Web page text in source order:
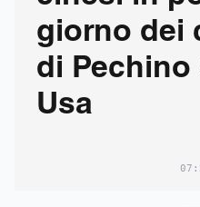
giorno dei
di
Usa